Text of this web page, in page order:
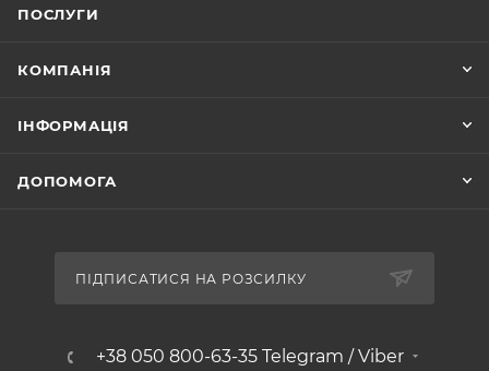
ПОСЛУГИ
КОМПАНІЯ
ІНФОРМАЦІЯ
ДОПОМОГА
ПІДПИСАТИСЯ НА РОЗСИЛКУ
+38 050 800-63-35 Telegram / Viber